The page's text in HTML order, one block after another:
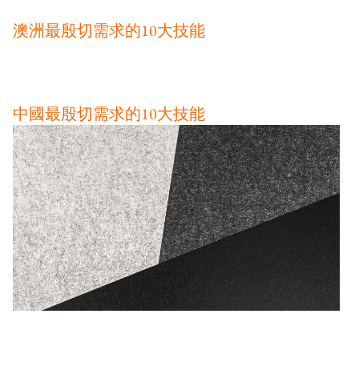
澳洲最殷切需求的10大技能
中國最殷切需求的10大技能